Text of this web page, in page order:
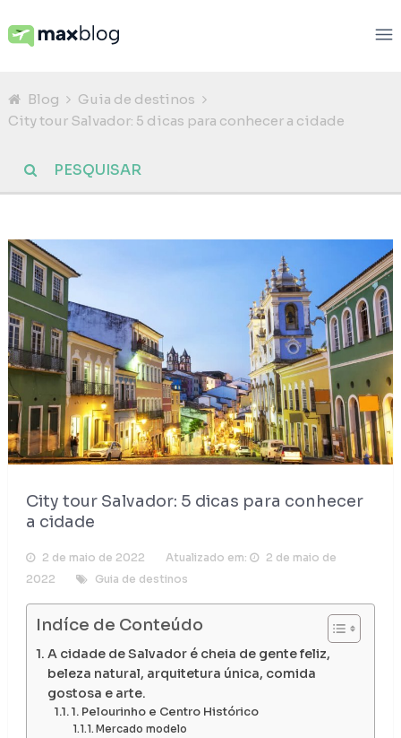
Blog
Guia de destinos
City tour Salvador: 5 dicas para conhecer a cidade
City tour Salvador: 5 dicas para conhecer
a cidade
2 de maio de 2022 Atualizado em:
2 de maio de
2022
Guia de destinos
Indíce de Conteúdo
A cidade de Salvador é cheia de gente feliz,
beleza natural, arquitetura única, comida
gostosa e arte.
1. Pelourinho e Centro Histórico
Mercado modelo